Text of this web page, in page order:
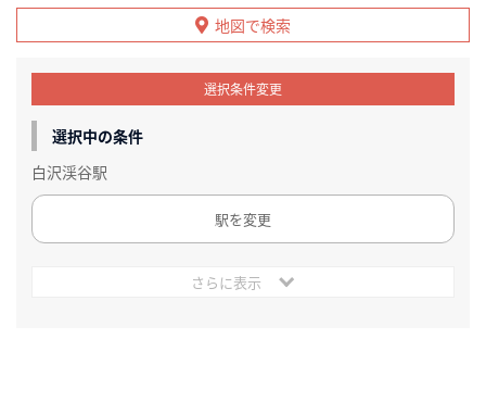
地図で検索
選択条件変更
選択中の条件
白沢渓谷駅
駅を変更
さらに表示